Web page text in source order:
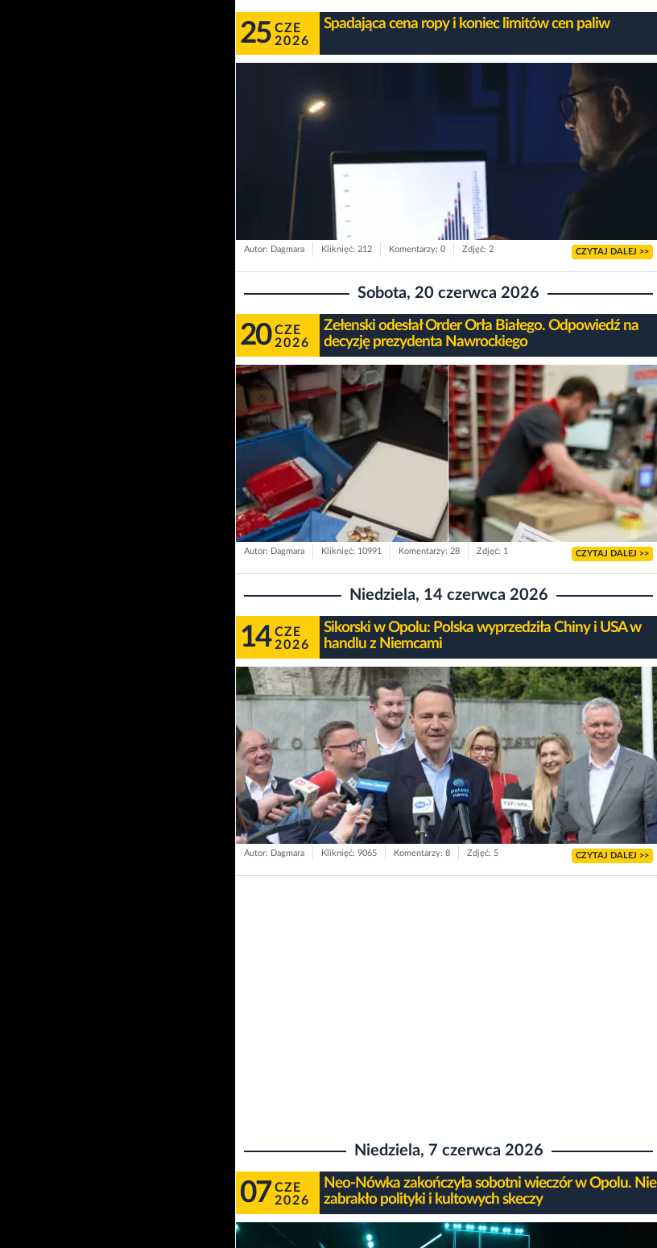
25 CZE
2026
Spadająca cena ropy i koniec limitów cen paliw
Autor: Dagmara Kliknięć: 212 Komentarzy: 0 Zdjęć: 2 CZYTAJ DALEJ >>
Sobota, 20 czerwca 2026
20 CZE
2026
Zełenski odesłał Order Orła Białego. Odpowiedź na
decyzję prezydenta Nawrockiego
Autor: Dagmara Kliknięć: 10991 Komentarzy: 28 Zdjęć: 1 CZYTAJ DALEJ >>
Niedziela, 14 czerwca 2026
14 CZE
2026
Sikorski w Opolu: Polska wyprzedziła Chiny i USA w
handlu z Niemcami
Autor: Dagmara Kliknięć: 9065 Komentarzy: 8 Zdjęć: 5 CZYTAJ DALEJ >>
Niedziela, 7 czerwca 2026
07 CZE
2026
Neo-Nówka zakończyła sobotni wieczór w Opolu. Nie
zabrakło polityki i kultowych skeczy